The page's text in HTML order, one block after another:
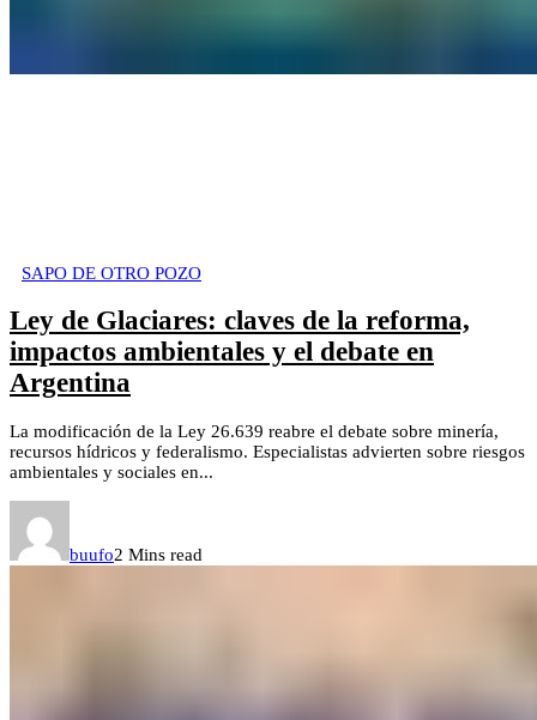
SAPO DE OTRO POZO
Ley de Glaciares: claves de la reforma,
impactos ambientales y el debate en
Argentina
La modificación de la Ley 26.639 reabre el debate sobre minería,
recursos hídricos y federalismo. Especialistas advierten sobre riesgos
ambientales y sociales en...
buufo2 Mins read